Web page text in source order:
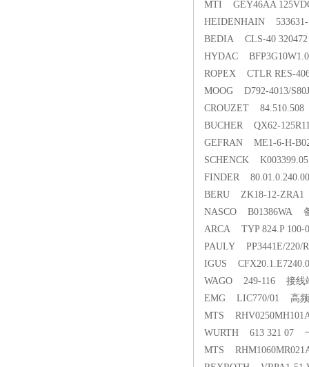
MTI GEY46AA
HEIDENHAIN
BEDIA CLS-40
HYDAC
ROPEX CTLR RES-
MOOG D792-4013/
CROUZET
BUCHER QX62-
GEFRAN ME1-6-H-
SCHENCK
FINDER
BERU ZK18-12-
NASCO B01386WA
ARCA TYP 824.P
PAULY PP3441E/220/
IGUS
WAGO 249-116 接线
EMG LIC770/01 高频
MTS
WURTH 613 321 07
MTS